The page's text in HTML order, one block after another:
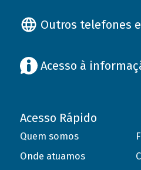
Outros telefones
Acesso à
Acesso Rápido
Quem somos
Onde atuamos